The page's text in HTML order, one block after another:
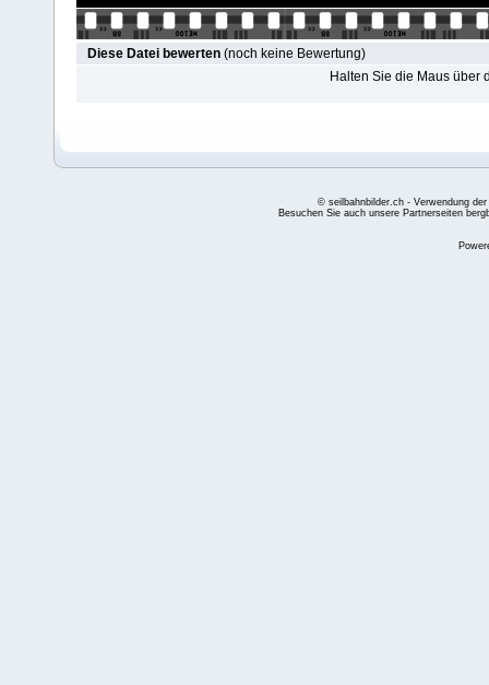
Diese Datei bewerten (noch keine Bewertung)
Halten Sie die Maus über
© seilbahnbilder.ch - Verwendung
Besuchen Sie auch unsere Partnerseiten